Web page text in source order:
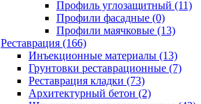
Профиль углозащитный (11)
Профили фасадные (0)
Профили маячковые (13)
Реставрация (166)
Инъекционные материалы (13)
Грунтовки реставрационные (7)
Реставрация кладки (73)
Архитектурный бетон (2)